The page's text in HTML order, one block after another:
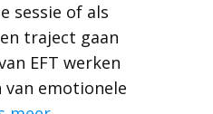
sessie of als
traject gaan
EFT werken
emotionele